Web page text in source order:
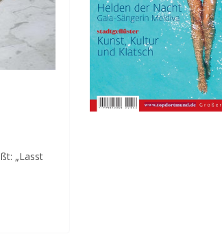
„Lasst